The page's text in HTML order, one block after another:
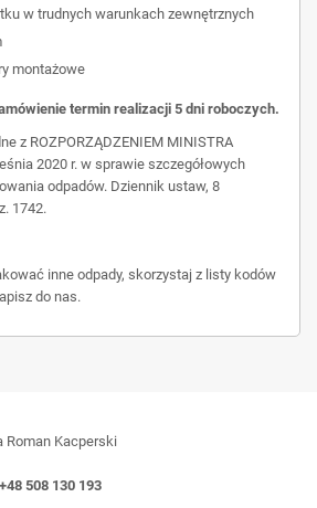
w trudnych warunkach zewnętrznych
montażowe
termin realizacji 5 dni roboczych.
z ROZPORZĄDZENIEM MINISTRA
2020 r. w sprawie szczegółowych
odpadów. Dziennik ustaw, 8
1742.
inne odpady, skorzystaj z listy kodów
do nas.
Roman Kacperski
+48 508 130 193